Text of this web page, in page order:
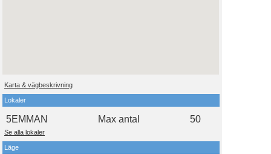
Karta & vägbeskrivning
Lokaler
5EMMAN Max antal 50
Se alla lokaler
Läge